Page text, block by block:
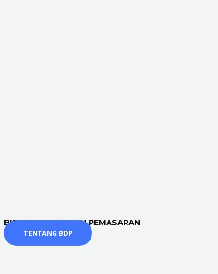
BISNIS DARING DAN PEMASARAN
TENTANG BDP